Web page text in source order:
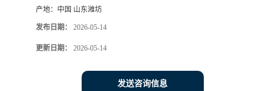
产地： 中国 山东潍坊
发布日期： 2026-05-14
更新日期： 2026-05-14
发送咨询信息